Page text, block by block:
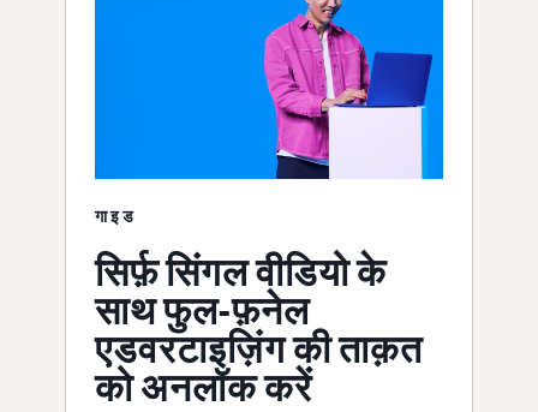
गाइड
सिर्फ़ सिंगल वीडियो के
साथ फुल-फ़नेल
एडवरटाइज़िंग की ताक़त
को अनलॉक करें